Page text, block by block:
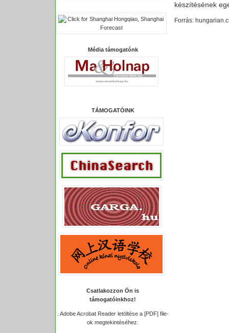
Média támogatónk
TÁMOGATÓINK
Csatlakozzon Ön is
támogatóinkhoz!
Adobe Acrobat Reader letöltése a [PDF] file-
ok megtekintéséhez.
készítésének
Forrás: